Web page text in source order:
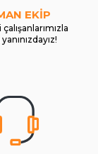
EKİP